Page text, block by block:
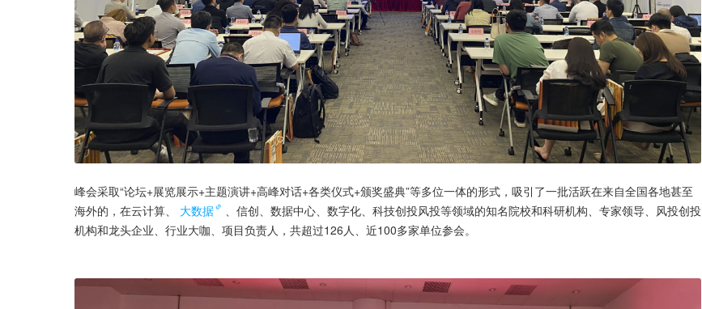
峰会采取“论坛+展览展示+主题演讲+高峰对话+各类仪式+颁奖盛典”等多位一体的形式，吸引了一批活跃在来自全国各地甚至
海外的，在云计算、
大数据
、信创、数据中心、数字化、科技创投风投等领域的知名院校和科研机构、专家领导、风投创投
机构和龙头企业、行业大咖、项目负责人，共超过126人、近100多家单位参会。